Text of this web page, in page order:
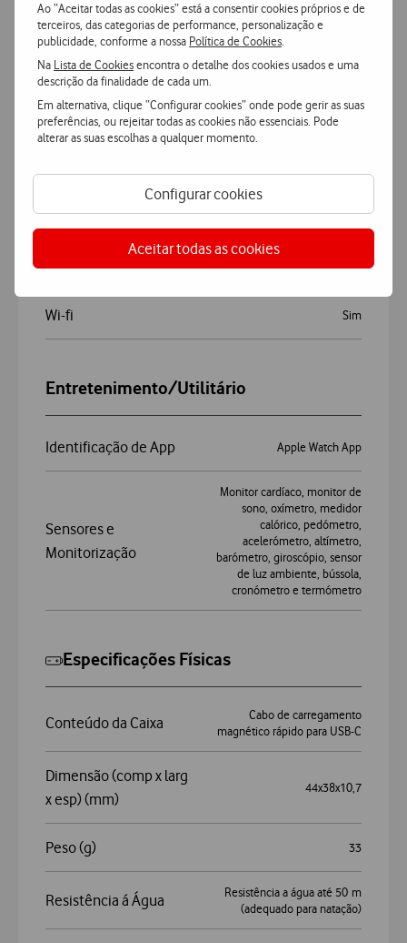
Ao “Aceitar todas as cookies” está a consentir cookies próprios e de
terceiros, das categorias de performance, personalização e
publicidade, conforme a nossa Política de Cookies
Na Lista de Cookiesencontra o detalhe dos cookies usados e uma
descrição da finalidade de cada um.
Em alternativa, clique “Configurar cookies” onde pode gerir as suas
preferências, ou rejeitar todas as cookies não essenciais. Pode
alterar as suas escolhas a qualquer momento.
Configurar cookies
Aceitar todas as cookies
Compatibilidade OS
incluindo o iPhone SE
(2.ª geração ou posterior), com
iOS 26 ou posterior
eSIM
GPS de Dupla Frequência e Alta
QZSS, BeiDou
Memória 64 GB
Sistema Operativo watchOS
Wi-fi Sim
Entretenimento/Utilitário
Identificação de App Apple Watch App
Sensores e
Monitorização
Monitor cardíaco, monitor de
sono, oxímetro, medidor
calórico, pedómetro,
acelerómetro, altímetro,
barómetro, giroscópio, sensor
de luz ambiente, bússola,
cronómetro e termómetro
Especificações Físicas
Conteúdo da Caixa
Cabo de carregamento
magnético rápido para USB-C
Dimensão (comp x larg
x esp) (mm)
44x38x10,7
Peso (g) 33
Resistência á Água
Resistência a água até 50 m
(adequado para natação)